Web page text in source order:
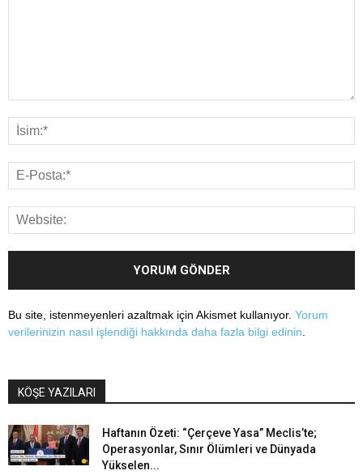
Bu site, istenmeyenleri azaltmak için Akismet kullanıyor. Yorum
verilerinizin nasıl işlendiği hakkında daha fazla bilgi edinin
KÖŞE YAZILARI
Haftanın Özeti: “Çerçeve Yasa” Meclis’te;
Operasyonlar, Sınır Ölümleri ve Dünyada
Yükselen...